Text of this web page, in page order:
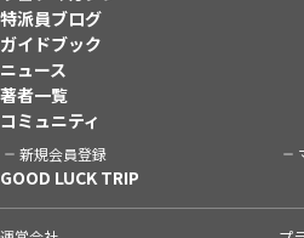
特派員ブログ
ガイドブック
ニュース
著者一覧
コミュニティ
新規会員登録
GOOD LUCK TRIP